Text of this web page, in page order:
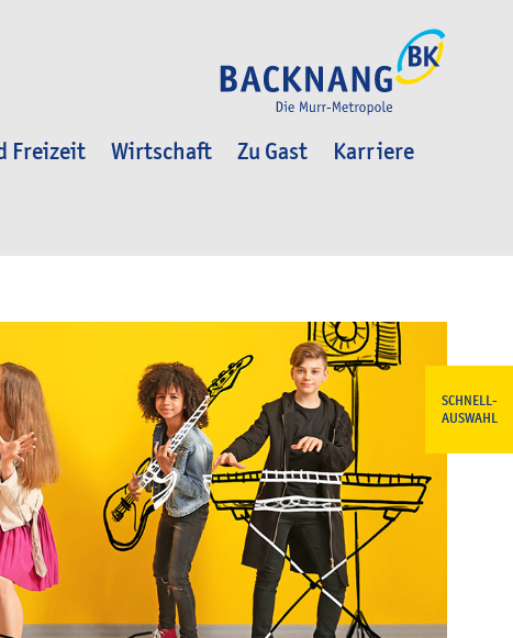
Freizeit Wirtschaft Zu Gast
Karriere
SCHNELL-
AUSWAHL